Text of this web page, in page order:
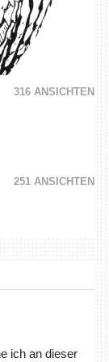
316 ANSICHTEN
251 ANSICHTEN
ich an dieser